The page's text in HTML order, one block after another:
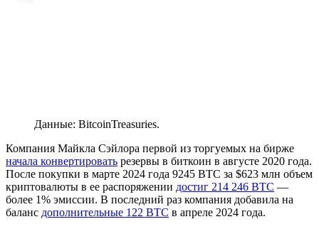
Данные: BitcoinTreasuries.
Компания Майкла Сэйлора первой из торгуемых на бирже
начала конвертировать резервы в биткоин в августе 2020 года.
После покупки в марте 2024 года 9245 BTC за $623 млн объем
криптовалюты в ее распоряжении достиг 214 246 BTC —
более 1% эмиссии. В последний раз компания добавила на
баланс дополнительные 122 BTC в апреле 2024 года.